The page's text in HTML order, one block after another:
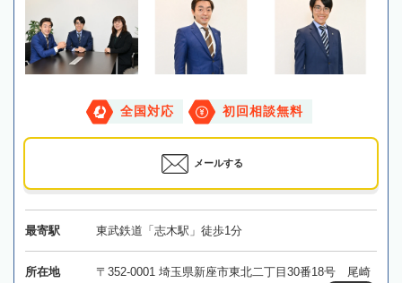
全国対応 初回相談無料
メールする
最寄駅 東武鉄道「志木駅」徒歩1分
所在地
〒352-0001 埼玉県新座市東北二丁目30番18号 尾崎